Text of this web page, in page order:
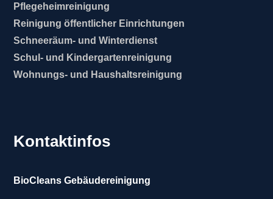
Pflegeheimreinigung
Reinigung öffentlicher Einrichtungen
Schneeräum- und Winterdienst
Schul- und Kindergartenreinigung
Wohnungs- und Haushaltsreinigung
Kontaktinfos
BioCleans Gebäudereinigung